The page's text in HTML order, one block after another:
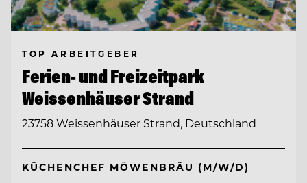
TOP ARBEITGEBER
Ferien- und Freizeitpark
Weissenhäuser Strand
23758 Weissenhäuser Strand, Deutschland
KÜCHENCHEF MÖWENBRÄU (M/W/D)